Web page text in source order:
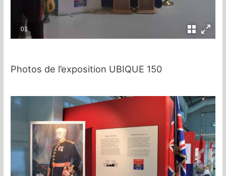
01
Photos de l’exposition UBIQUE 150